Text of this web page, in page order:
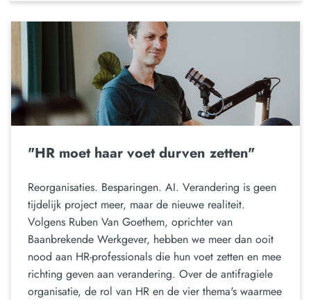
"HR moet haar voet durven zetten"
Reorganisaties. Besparingen. AI. Verandering is geen
tijdelijk project meer, maar de nieuwe realiteit.
Volgens Ruben Van Goethem, oprichter van
Baanbrekende Werkgever, hebben we meer dan ooit
nood aan HR-professionals die hun voet zetten en mee
richting geven aan verandering. Over de antifragiele
organisatie, de rol van HR en de vier thema's waarmee